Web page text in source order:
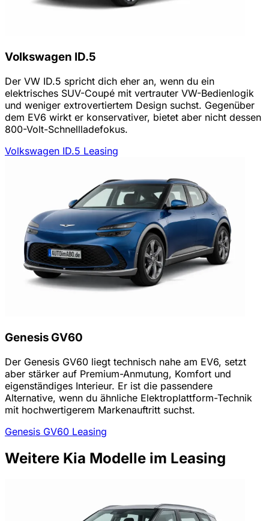
Volkswagen ID.5
Der VW ID.5 spricht dich eher an, wenn du ein
elektrisches SUV-Coupé mit vertrauter VW-Bedienlogik
und weniger extrovertiertem Design suchst. Gegenüber
dem EV6 wirkt er konservativer, bietet aber nicht dessen
800-Volt-Schnellladefokus.
Volkswagen ID.5 Leasing
Genesis GV60
Der Genesis GV60 liegt technisch nahe am EV6, setzt
aber stärker auf Premium-Anmutung, Komfort und
eigenständiges Interieur. Er ist die passendere
Alternative, wenn du ähnliche Elektroplattform-Technik
mit hochwertigerem Markenauftritt suchst.
Genesis GV60 Leasing
Weitere Kia Modelle im Leasing